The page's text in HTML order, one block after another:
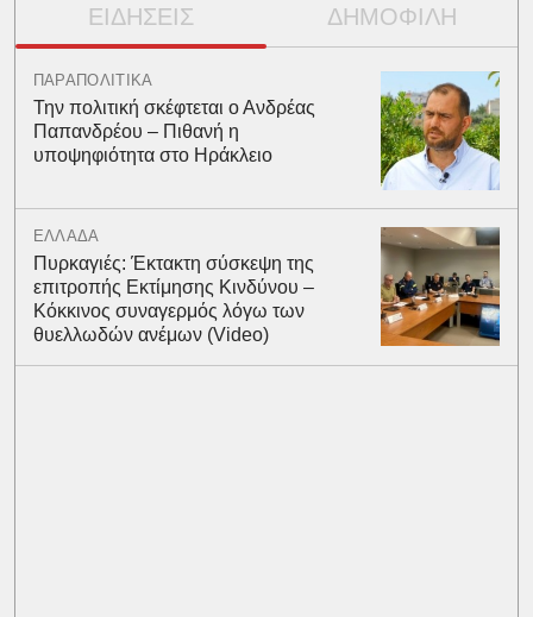
ΕΙΔΗΣΕΙΣ ΔΗΜΟΦΙΛΗ
ΠΑΡΑΠΟΛΙΤΙΚΑ
Την πολιτική σκέφτεται ο Ανδρέας
Παπανδρέου – Πιθανή η
υποψηφιότητα στο Ηράκλειο
ΕΛΛΑΔΑ
Πυρκαγιές: Έκτακτη σύσκεψη της
επιτροπής Εκτίμησης Κινδύνου –
Κόκκινος συναγερμός λόγω των
θυελλωδών ανέμων (Video)